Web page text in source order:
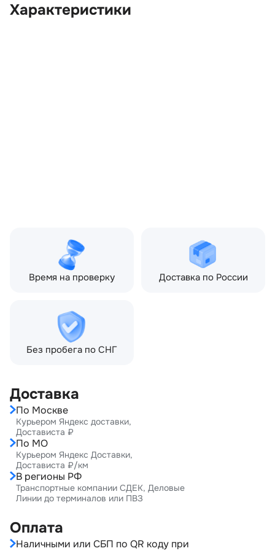
Характеристики
Время на проверку Доставка по России
Без пробега по СНГ
Доставка
По Москве
Курьером Яндекс доставки,
Достависта ₽
По МО
Курьером Яндекс Доставки,
Достависта ₽/км
В регионы РФ
Транспортные компании СДЕК, Деловые
Линии до терминалов или ПВЗ
Оплата
Наличными или СБП по QR коду при